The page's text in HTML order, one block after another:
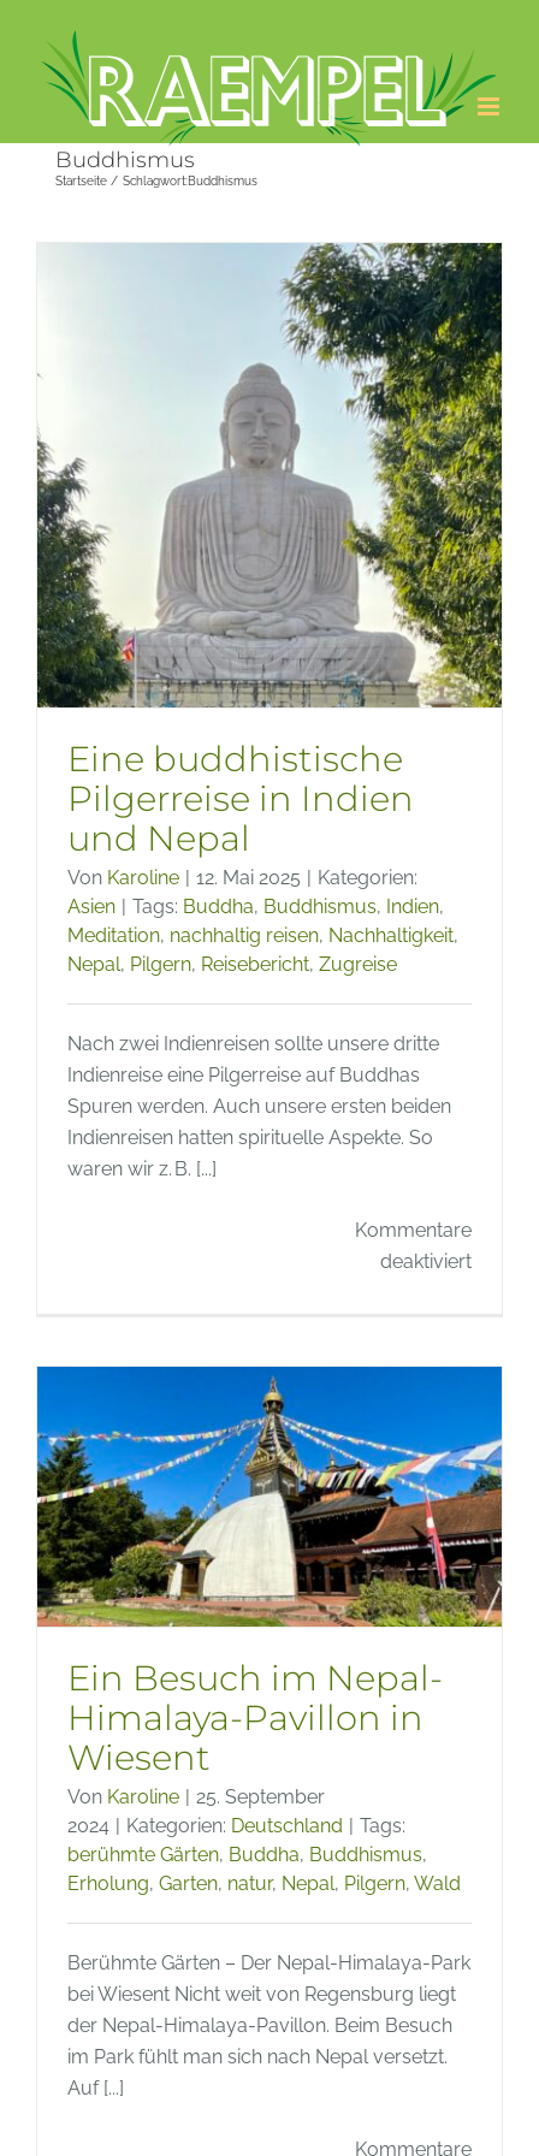
springen
Buddhismus
Startseite Schlagwort:Buddhismus
Eine buddhistische
Pilgerreise in Indien
und Nepal
Von Karoline | 12. Mai 2025 | Kategorien:
Asien | Tags: Buddha, Buddhismus, Indien,
Meditation, nachhaltig reisen, Nachhaltigkeit,
Nepal, Pilgern, Reisebericht, Zugreise
Nach zwei Indienreisen sollte unsere dritte
Indienreise eine Pilgerreise auf Buddhas
Spuren werden. Auch unsere ersten beiden
Indienreisen hatten spirituelle Aspekte. So
waren wir z. B. [...]
Kommentare
deaktiviertfür
und
Nepal
Ein Besuch im Nepal-
Himalaya-Pavillon in
Wiesent
Von Karoline | 25. September
2024 | Kategorien: Deutschland | Tags:
berühmte Gärten, Buddha, Buddhismus,
Erholung, Garten, natur, Nepal, Pilgern, Wald
Berühmte Gärten – Der Nepal-Himalaya-Park
bei Wiesent Nicht weit von Regensburg liegt
der Nepal-Himalaya-Pavillon. Beim Besuch
im Park fühlt man sich nach Nepal versetzt.
Auf [...]
Kommentare